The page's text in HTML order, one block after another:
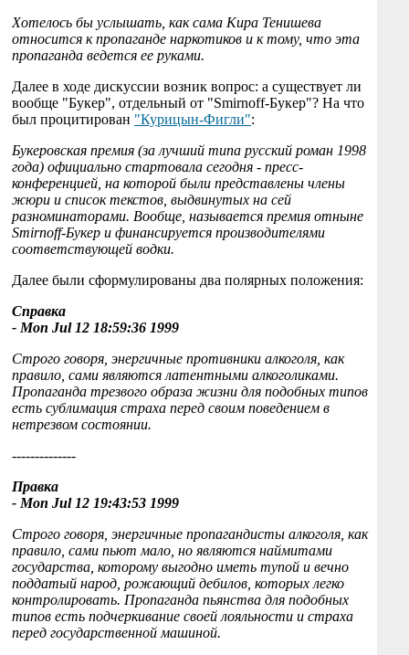
Хотелось бы услышать, как сама Кира Тенишева
относится к пропаганде наркотиков и к тому, что эта
пропаганда ведется ее руками.
Далее в ходе дискуссии возник вопрос: а существует ли
вообще "Букер", отдельный от "Smirnoff-Букер"? На что
был процитирован "Курицын-Фигли":
Букеровская премия (за лучший типа русский роман 1998
года) официально стартовала сегодня - пресс-
конференцией, на которой были представлены члены
жюри и список текстов, выдвинутых на сей
разноминаторами. Вообще, называется премия отныне
Smirnoff-Букер и финансируется производителями
соответствующей водки.
Далее были сформулированы два полярных положения:
Справка
- Mon Jul 12 18:59:36 1999
Строго говоря, энергичные противники алкоголя, как
правило, сами являются латентными алкоголиками.
Пропаганда трезвого образа жизни для подобных типов
есть сублимация страха перед своим поведением в
нетрезвом состоянии.
--------------
Правка
- Mon Jul 12 19:43:53 1999
Строго говоря, энергичные пропагандисты алкоголя, как
правило, сами пьют мало, но являются наймитами
государства, которому выгодно иметь тупой и вечно
поддатый народ, рожающий дебилов, которых легко
контролировать. Пропаганда пьянства для подобных
типов есть подчеркивание своей лояльности и страха
перед государственной машиной.